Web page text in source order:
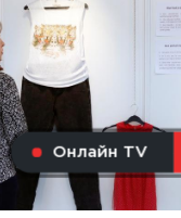
Онлайн TV